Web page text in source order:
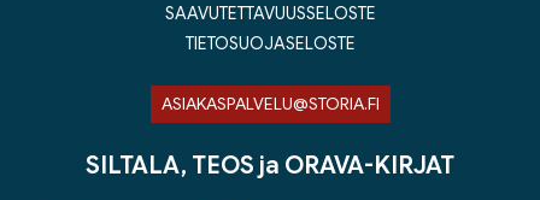
SAAVUTETTAVUUSSELOSTE
TIETOSUOJASELOSTE
ASIAKASPALVELU@STORIA.FI
SILTALA, TEOS ja ORAVA-KIRJAT